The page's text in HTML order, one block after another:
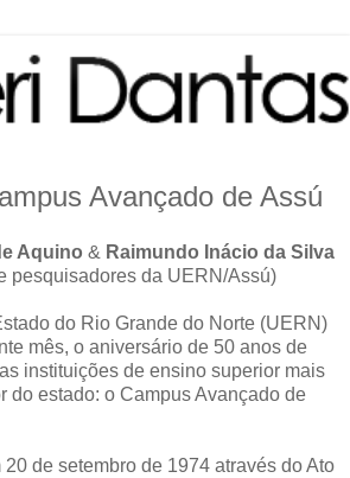
Avançado de Assú
Aquino & Raimundo Inácio da Silva
pesquisadores da UERN/Assú)
do Rio Grande do Norte (UERN)
mês, o aniversário de 50 anos de
instituições de ensino superior mais
do estado: o Campus Avançado de
de setembro de 1974 através do Ato